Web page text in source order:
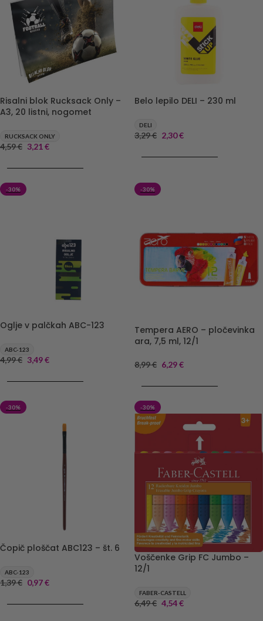
Risalni blok Rucksack Only –
A3, 20 listni, nogomet
RUCKSACK ONLY
4,59€ 3,21€
Belo lepilo DELI – 230 ml
DELI
3,29€ 2,30€
-30%
Oglje v palčkah ABC-123
ABC-123
4,99€ 3,49€
-30%
Tempera AERO – pločevinka
ara, 7,5 ml, 12/1
8,99€ 6,29€
-30%
Čopič ploščat ABC123 – št. 6
ABC-123
1,39€ 0,97€
-30%
Voščenke Grip FC Jumbo –
12/1
FABER-CASTELL
6,49€ 4,54€